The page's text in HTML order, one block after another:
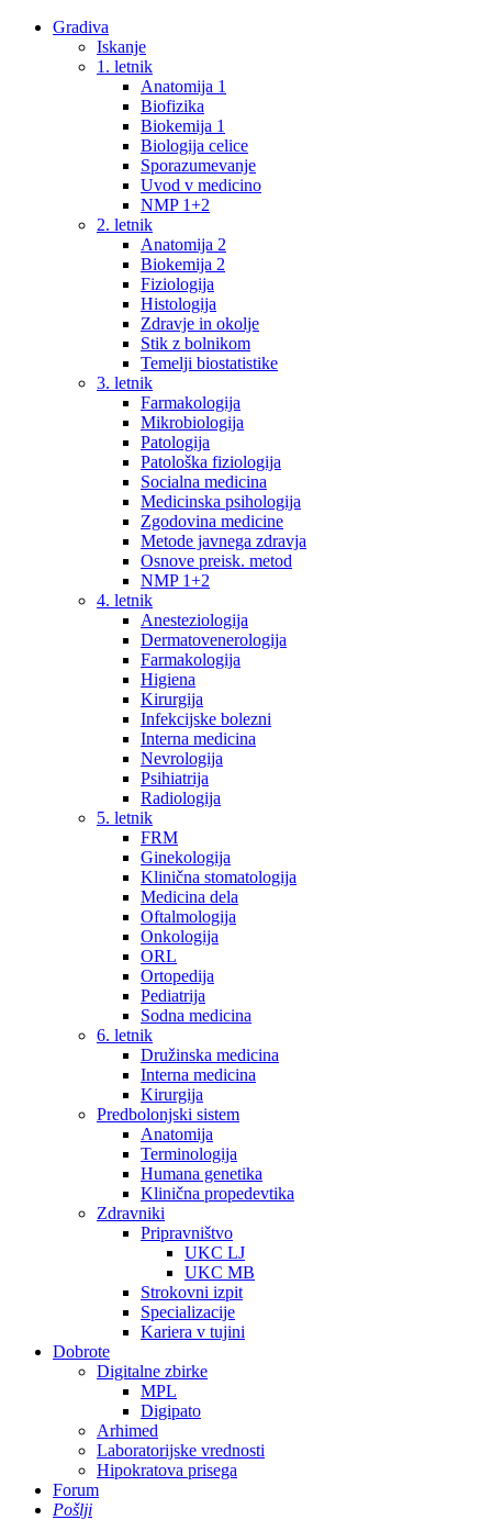
Gradiva
Iskanje
1. letnik
Anatomija 1
Biofizika
Biokemija 1
Biologija celice
Sporazumevanje
Uvod v medicino
NMP 1+2
2. letnik
Anatomija 2
Biokemija 2
Fiziologija
Histologija
Zdravje in okolje
Stik z bolnikom
Temelji biostatistike
3. letnik
Farmakologija
Mikrobiologija
Patologija
Patološka fiziologija
Socialna medicina
Medicinska psihologija
Zgodovina medicine
Metode javnega zdravja
Osnove preisk. metod
NMP 1+2
4. letnik
Anesteziologija
Dermatovenerologija
Farmakologija
Higiena
Kirurgija
Infekcijske bolezni
Interna medicina
Nevrologija
Psihiatrija
Radiologija
5. letnik
FRM
Ginekologija
Klinična stomatologija
Medicina dela
Oftalmologija
Onkologija
ORL
Ortopedija
Pediatrija
Sodna medicina
6. letnik
Družinska medicina
Interna medicina
Kirurgija
Predbolonjski sistem
Anatomija
Terminologija
Humana genetika
Klinična propedevtika
Zdravniki
Pripravništvo
UKC LJ
UKC MB
Strokovni izpit
Specializacije
Kariera v tujini
Dobrote
Digitalne zbirke
MPL
Digipato
Arhimed
Laboratorijske vrednosti
Hipokratova prisega
Forum
Pošlji